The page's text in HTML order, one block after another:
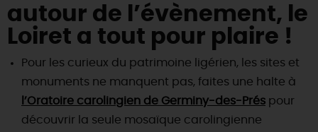
autour de l’évènement, le
Loiret a tout pour plaire !
Pour les curieux du patrimoine ligérien, les sites et
monuments ne manquent pas, faites une halte à
l’Oratoire carolingien de Germiny-des-Prés pour
découvrir la seule mosaïque carolingienne